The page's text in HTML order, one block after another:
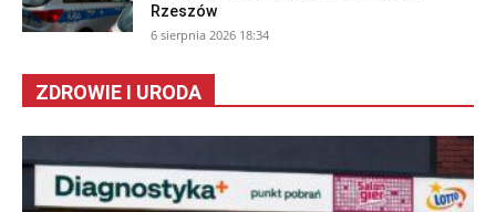
Rzeszów
6 sierpnia 2026 18:34
ZDROWIE I URODA